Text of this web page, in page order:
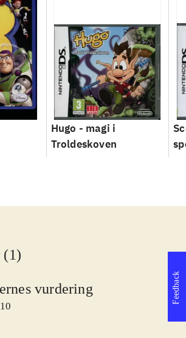
Hugo - magi i
Troldeskoven
(1)
vurdering Feedback